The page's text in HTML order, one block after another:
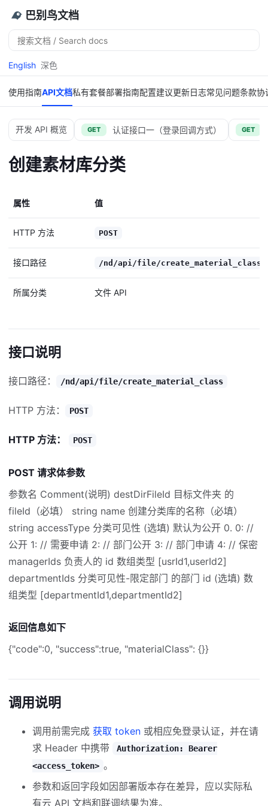
巴别鸟文档
搜
索
English 深色
使用指南API文档私有套餐部署指南配置建议更新日志常见问题条款协
开发 API 概览 GET 认证接口一（登录回调方式） GET
创建素材库分类
属性 值
HTTP 方法 POST
接口路径 /nd/api/file/create_material_class
所属分类 文件 API
接口说明
接口路径： /nd/api/file/create_material_class
HTTP 方法： POST
HTTP 方法： POST
POST 请求体参数
参数名 Comment(说明) destDirFileId 目标文件夹 的
fileId（必填） string name 创建分类库的名称（必填）
string accessType 分类可见性 (选填) 默认为公开 0. 0: //
公开 1: // 需要申请 2: // 部门公开 3: // 部门申请 4: // 保密
managerIds 负责人的 id 数组类型 [usrId1,userId2]
departmentIds 分类可见性-限定部门 的部门 id (选填) 数
组类型 [departmentId1,departmentId2]
返回信息如下
{"code":0, "success":true, "materialClass": {}}
调用说明
调用前需完成 获取 token 或相应免登录认证，并在请
求 Header 中携带
Authorization: Bearer
<access_token> 。
参数和返回字段如因部署版本存在差异，应以实际私
有云 API 文档和联调结果为准。